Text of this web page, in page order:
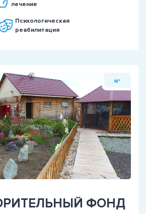
лечение
Психологическая
реабилитация
№
ФОНД